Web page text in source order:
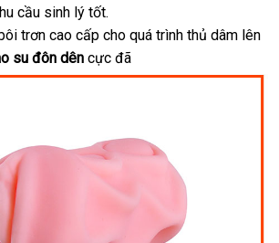
cầu sinh lý tốt.
trơn cao cấp cho bình
luận
quá trình thủ dâm lên
su đôn dên cực đã